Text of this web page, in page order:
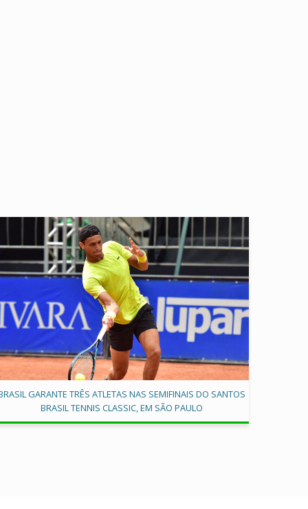
GARANTE TRÊS ATLETAS NAS SEMIFINAIS DO SANTOS
BRASIL TENNIS CLASSIC, EM SÃO PAULO